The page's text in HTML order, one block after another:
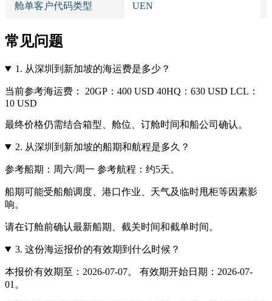
舱单客户代码类型 UEN
常见问题
1. 从深圳到新加坡的海运费是多少？
当前参考海运费： 20GP：400 USD 40HQ：630 USD LCL：
10 USD
最终价格仍需结合箱型、舱位、订舱时间和船公司确认。
2. 从深圳到新加坡的船期和航程是多久？
参考船期：周六/周一 参考航程：约5天。
船期可能受船舶调度、港口作业、天气及临时甩柜等因素影
响。
请在订舱前确认最新船期、截关时间和截单时间。
3. 这份海运报价的有效期到什么时候？
本报价有效期至：2026-07-07。 有效期开始日期：2026-07-
01。